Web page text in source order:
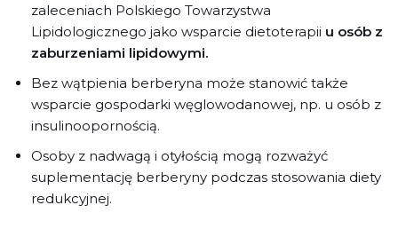
zaleceniach Polskiego Towarzystwa
Lipidologicznego jako wsparcie dietoterapii u osób z
zaburzeniami lipidowymi.
Bez wątpienia berberyna może stanowić także
wsparcie gospodarki węglowodanowej, np. u osób z
insulinoopornością.
Osoby z nadwagą i otyłością mogą rozważyć
suplementację berberyny podczas stosowania diety
redukcyjnej.